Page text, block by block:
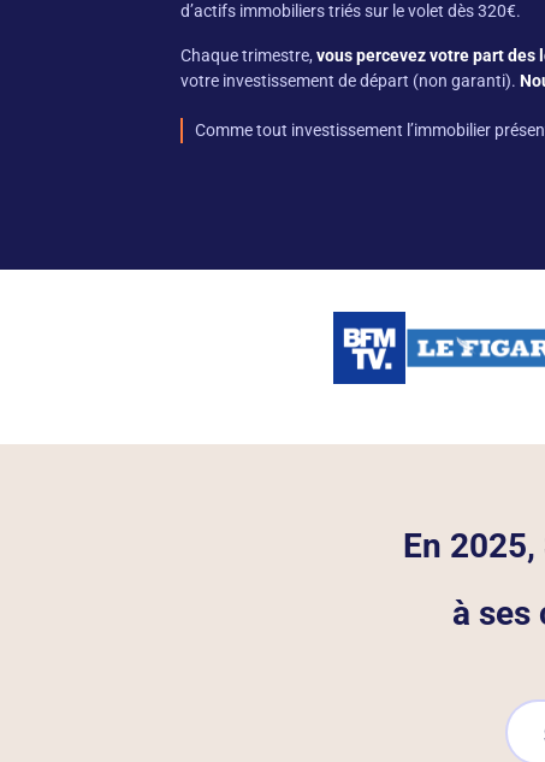
d’actifs immobiliers triés sur le volet dès 320€.
Chaque trimestre, vous percevez votre part des
votre investissement de départ (non garanti).
Comme tout investissement l’immobilier
En
à ses